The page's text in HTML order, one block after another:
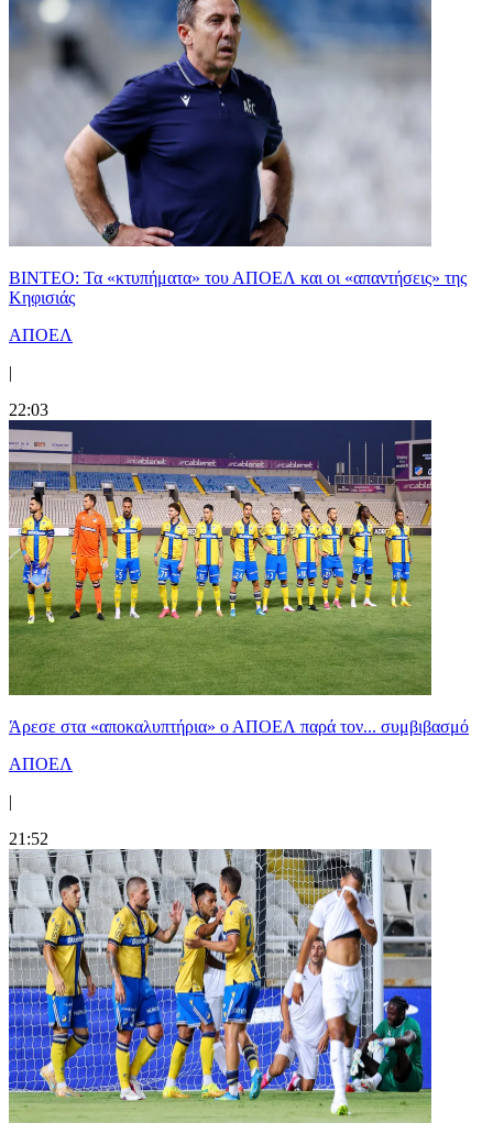
ΒΙΝΤΕΟ: Τα «κτυπήματα» του ΑΠΟΕΛ και οι «απαντήσεις» της
Κηφισιάς
ΑΠΟΕΛ
|
22:03
Άρεσε στα «αποκαλυπτήρια» ο ΑΠΟΕΛ παρά τον... συμβιβασμό
ΑΠΟΕΛ
|
21:52